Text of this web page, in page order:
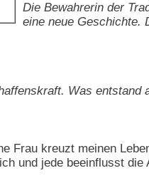
Die Bewahrerin der
eine neue Geschichte.
Was entstand
Frau kreuzt meinen
und jede beeinflusst die